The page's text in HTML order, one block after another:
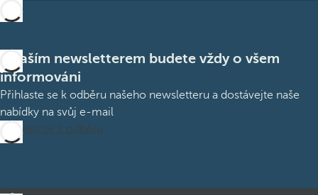
S naším newsletterem budete vždy o všem
informováni
Přihlaste se k odběru našeho newsletteru a dostávejte naše
nabídky na svůj e-mail
Přihlásit se k odběru